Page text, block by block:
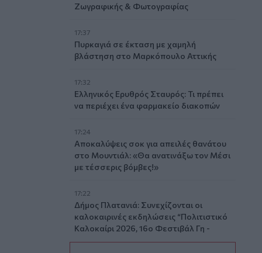
Ζωγραφικής & Φωτογραφίας
17:37
Πυρκαγιά σε έκταση με χαμηλή
βλάστηση στο Μαρκόπουλο Αττικής
17:32
Ελληνικός Ερυθρός Σταυρός: Τι πρέπει
να περιέχει ένα φαρμακείο διακοπών
17:24
Aποκαλύψεις σοκ για απειλές θανάτου
στο Μουντιάλ: «Θα ανατινάξω τον Μέσι
με τέσσερις βόμβες!»
17:22
Δήμος Πλατανιά: Συνεχίζονται οι
καλοκαιρινές εκδηλώσεις “Πολιτιστικό
Καλοκαίρι 2026, 16ο Φεστιβάλ Γη -
Πολιτισμός- Τουρισμός”